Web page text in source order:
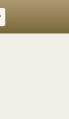
область